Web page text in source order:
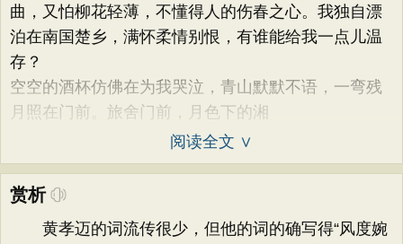
曲，又怕柳花轻薄，不懂得人的伤春之心。我独自漂
泊在南国楚乡，满怀柔情别恨，有谁能给我一点儿温
存？
空空的酒杯仿佛在为我哭泣，青山默默不语，一弯残
月照在门前。旅舍门前，月色下的湘
阅读全文 ∨
赏析
黄孝迈的词流传很少，但他的词的确写得“风度婉